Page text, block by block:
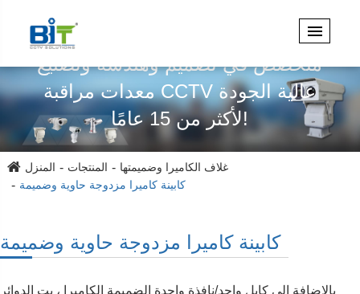
متخصص في تصميم وهندسة وتصنيع
معدات مراقبة CCTV عالية الجودة
لأكثر من 15 عامًا!
المنزل المنتجات
غلاف الكاميرا وضميمتها
كابينة كاميرا مزدوجة حاوية وضميمة
كابينة كاميرا مزدوجة حاوية وضميمة
بالإضافة إلى كابل واحد/نافذة واحدة الضميمة الكاميرا ، بت الدوائر